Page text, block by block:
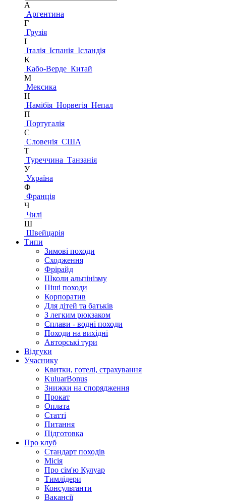
А
Аргентина
Г
Грузія
І
Італія Іспанія Ісландія
К
Кабо-Верде Китай
М
Мексика
Н
Намібія Норвегія Непал
П
Португалія
С
Словенія США
Т
Туреччина Танзанія
У
Україна
Ф
Франція
Ч
Чилі
Ш
Швейцарія
Типи
Зимові походи
Сходження
Фрірайд
Школи альпінізму
Піші походи
Корпоратив
Для дітей та батьків
З легким рюкзаком
Сплави - водні походи
Походи на вихідні
Авторські тури
Відгуки
Учаснику
Квитки, готелі, страхування
KuluarBonus
Знижки на спорядження
Прокат
Оплата
Статті
Питання
Підготовка
Про клуб
Стандарт походів
Місія
Про сім'ю Кулуар
Тимлідери
Консультанти
Вакансії